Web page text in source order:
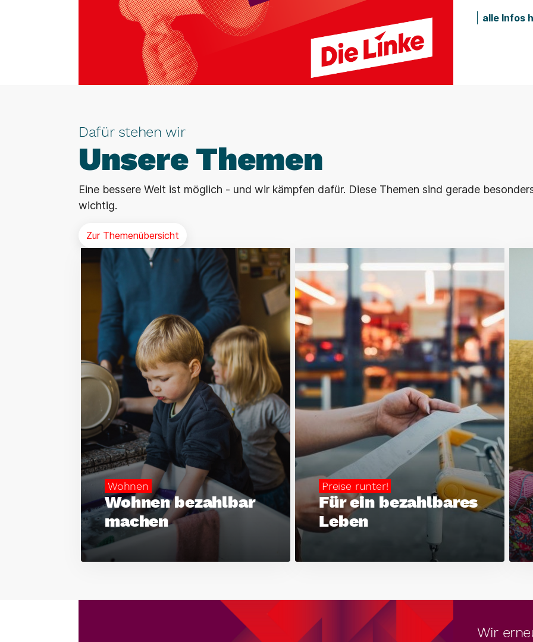
alle Infos
Dafür stehen wir
Unsere Themen
Eine bessere Welt ist möglich - und wir kämpfen dafür. Diese Themen sind gerade
wichtig.
Zur Themenübersicht
Wohnen
Wohnen bezahlbar
machen
Preise runter!
Für ein bezahlbares
Leben
Wir